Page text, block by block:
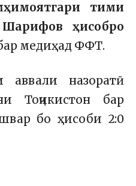
тими
ҳисобро
медиҳад ФФТ.
аввали назоратӣ
Тоҷикистон бар
бо ҳисоби 2:0